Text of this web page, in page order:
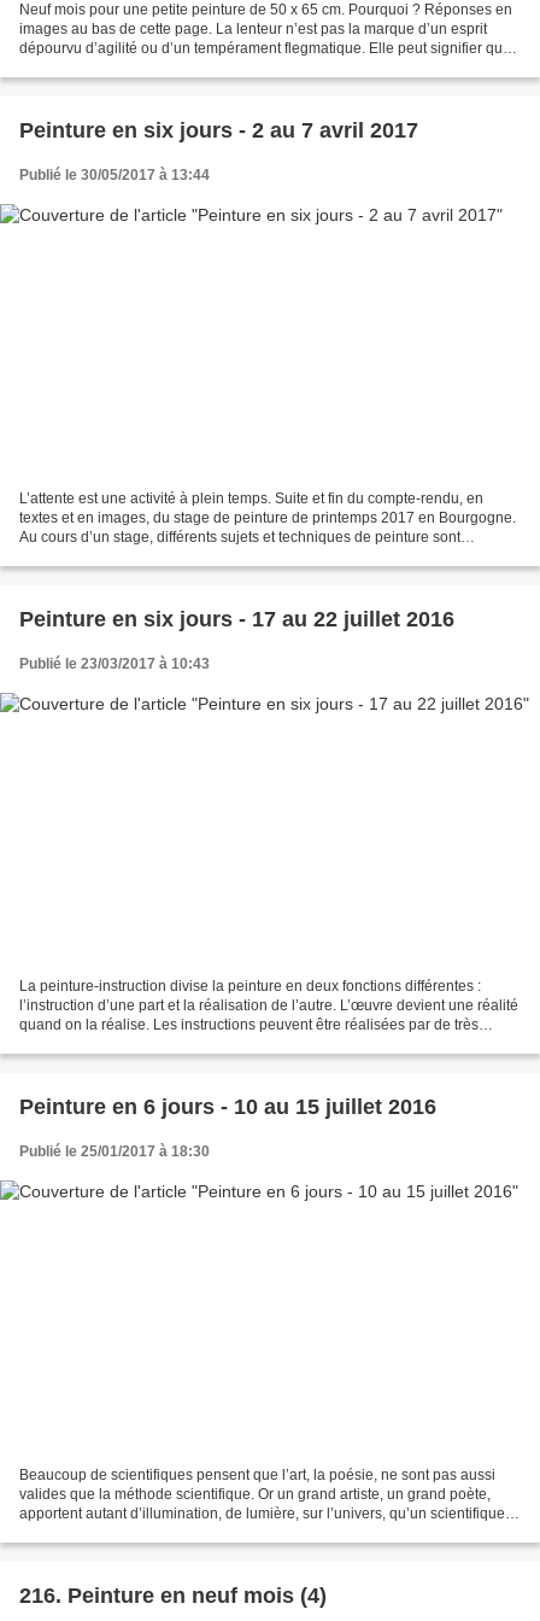
Neuf mois pour une petite peinture de 50 x 65 cm. Pourquoi ? Réponses en
images au bas de cette page. La lenteur n’est pas la marque d’un esprit
dépourvu d’agilité ou d’un tempérament flegmatique. Elle peut signifier que
Peinture en six jours - 2 au 7 avril 2017
Publié le 30/05/2017 à 13:44
L’attente est une activité à plein temps. Suite et fin du compte-rendu, en
textes et en images, du stage de peinture de printemps 2017 en Bourgogne.
Au cours d’un stage, différents sujets et techniques de peinture sont
Peinture en six jours - 17 au 22 juillet 2016
Publié le 23/03/2017 à 10:43
La peinture-instruction divise la peinture en deux fonctions différentes :
l’instruction d’une part et la réalisation de l’autre. L’œuvre devient une réalité
quand on la réalise. Les instructions peuvent être réalisées par de très
Peinture en 6 jours - 10 au 15 juillet 2016
Publié le 25/01/2017 à 18:30
Beaucoup de scientifiques pensent que l’art, la poésie, ne sont pas aussi
valides que la méthode scientifique. Or un grand artiste, un grand poète,
apportent autant d’illumination, de lumière, sur l’univers, qu’un scientifique
216. Peinture en neuf mois (4)